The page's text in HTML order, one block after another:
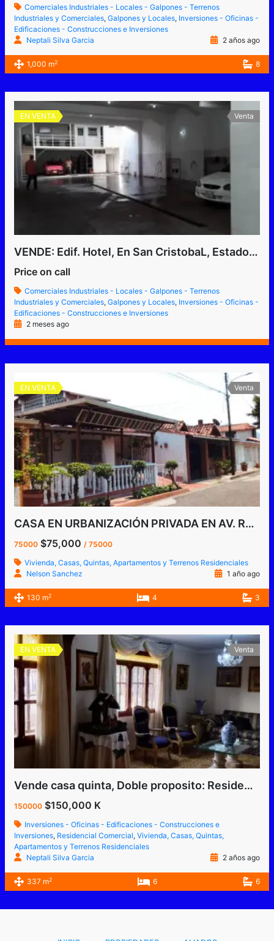
Comerciales Industriales - Locales - Galpones - Terrenos
Industriales y Comerciales,Galpones y Locales, Inversiones - Oficinas -
Edificaciones - Construcciones e Inversiones
Neptali Silva Garcia
2 años ago
1,000 m2 8
EN VENTA Venta
VENDE: Edif. Hotel, En San CristobaL, Estado Tachira, Venezuela
Price on call
Comerciales Industriales - Locales - Galpones - Terrenos
Industriales y Comerciales,Galpones y Locales, Inversiones - Oficinas -
Edificaciones - Construcciones e Inversiones
2 meses ago
EN VENTA Venta
CASA EN URBANIZACIÓN PRIVADA EN AV. ROTARIA, SAN CRISTÓBAL, ESTADO TÁCHIRA, VENEZUELA.
75000 $75,000/ 75000
Vivienda, Casas, Quintas, Apartamentos y Terrenos Residenciales
Nelson Sanchez
1 año ago
130 m2 4 3
EN VENTA Venta
Vende casa quinta, Doble proposito: Residencial-Comercial, en Barrio Obrero, San Cristóbal, Estado Táchira, Venezuela.
150000 $150,000 K
Inversiones - Oficinas - Edificaciones - Construcciones e
Inversiones, Residencial Comercial,Vivienda, Casas, Quintas,
Apartamentos y Terrenos Residenciales
Neptali Silva Garcia
2 años ago
337 m2 6 6